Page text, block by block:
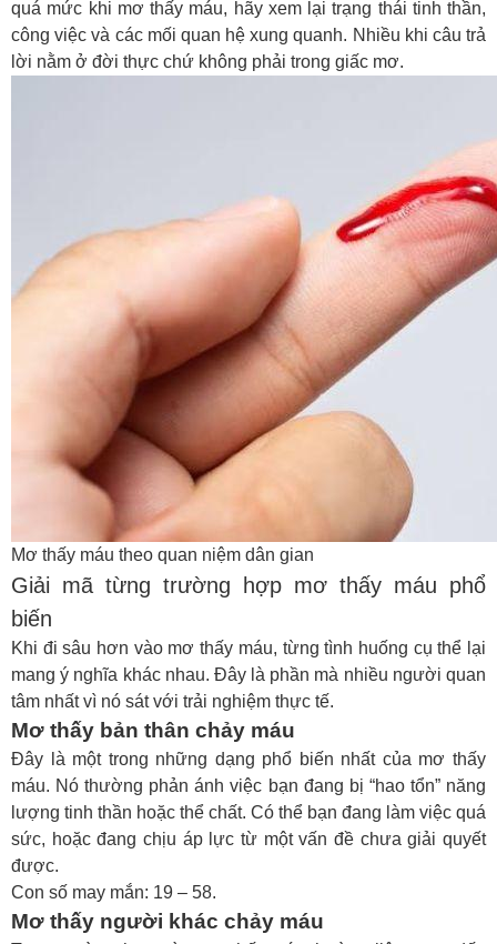
quá mức khi mơ thấy máu, hãy xem lại trạng thái tinh thần,
công việc và các mối quan hệ xung quanh. Nhiều khi câu trả
lời nằm ở đời thực chứ không phải trong giấc mơ.
Mơ thấy máu theo quan niệm dân gian
Giải mã từng trường hợp mơ thấy máu phổ
biến
Khi đi sâu hơn vào mơ thấy máu, từng tình huống cụ thể lại
mang ý nghĩa khác nhau. Đây là phần mà nhiều người quan
tâm nhất vì nó sát với trải nghiệm thực tế.
Mơ thấy bản thân chảy máu
Đây là một trong những dạng phổ biến nhất của mơ thấy
máu. Nó thường phản ánh việc bạn đang bị “hao tổn” năng
lượng tinh thần hoặc thể chất. Có thể bạn đang làm việc quá
sức, hoặc đang chịu áp lực từ một vấn đề chưa giải quyết
được.
Con số may mắn: 19 – 58.
Mơ thấy người khác chảy máu